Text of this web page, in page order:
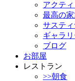
アクテ
最高の
サステ
ギャラ
ブログ
お部屋
レストラン
>>朝食